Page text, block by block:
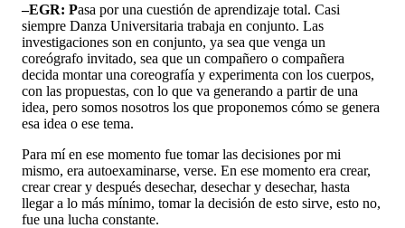
–EGR: Pasa por una cuestión de aprendizaje total. Casi
siempre Danza Universitaria trabaja en conjunto. Las
investigaciones son en conjunto, ya sea que venga un
coreógrafo invitado, sea que un compañero o compañera
decida montar una coreografía y experimenta con los cuerpos,
con las propuestas, con lo que va generando a partir de una
idea, pero somos nosotros los que proponemos cómo se genera
esa idea o ese tema.
Para mí en ese momento fue tomar las decisiones por mi
mismo, era autoexaminarse, verse. En ese momento era crear,
crear crear y después desechar, desechar y desechar, hasta
llegar a lo más mínimo, tomar la decisión de esto sirve, esto no,
fue una lucha constante.